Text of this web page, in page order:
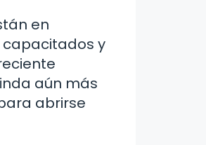
en
capacitados y
aún más
abrirse